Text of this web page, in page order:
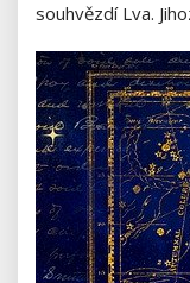
souhvězdí Lva.